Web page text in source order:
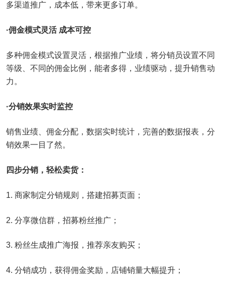
多渠道推广，成本低，带来更多订单。
·佣金模式灵活 成本可控
多种佣金模式设置灵活，根据推广业绩，将分销员设置不同
等级、不同的佣金比例，能者多得，业绩驱动，提升销售动
力。
·分销效果实时监控
销售业绩、佣金分配，数据实时统计，完善的数据报表，分
销效果一目了然。
四步分销，轻松卖货：
1. 商家制定分销规则，搭建招募页面；
2. 分享微信群，招募粉丝推广；
3. 粉丝生成推广海报，推荐亲友购买；
4. 分销成功，获得佣金奖励，店铺销量大幅提升；